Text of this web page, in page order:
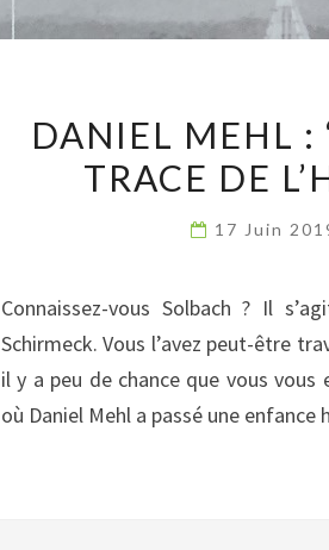
DANIEL MEHL :
TRACE DE
17 Juin
Connaissez-vous Solbach ? Il
Schirmeck. Vous l’avez peut-être
il y a peu de chance que vous vous
où Daniel Mehl a passé une